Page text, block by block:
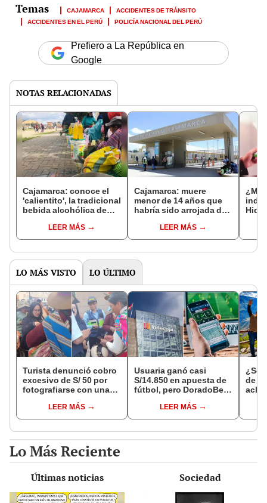
CAJAMARCA
ACCIDENTES DE TRÁNSITO
ACCIDENTES EN EL PERÚ
POLICÍA NACIONAL DEL PERÚ
Prefiero a La República en
Google
NOTAS RELACIONADAS
Cajamarca: conoce el
'calientito', la tradicional
bebida alcohólica de
carnavalesLEER MÁS
Cajamarca: muere
menor de 14 años que
habría sido arrojada de
LEER MÁS
LO MÁS VISTO LO ÚLTIMO
Turista denunció cobro
excesivo de S/ 50 por
fotografiarse con una
Serenazgo recuperó el
dinero
LEER MÁS
Usuaria ganó casi
S/14.850 en apuesta de
fútbol, pero DoradoBet
Indecopi multó a la
empresa con más de S/
LEER MÁS
¿Se
de
Lo Más Reciente
Últimas noticias Sociedad